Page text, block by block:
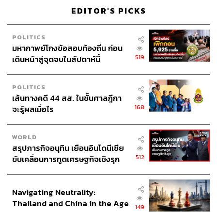
EDITOR'S PICKS
POLITICS
มหากาพย์โกงข้อสอบท้องถิ่น ก่อน
เดินหน้าสู่จุดจบในสัปดาห์นี้
519
POLITICS
เส้นทางคดี 44 สส. ในชั้นศาลฎีกา
จะรู้ผลเมื่อไร
168
WORLD
สรุปภารกิจอนุทิน เยือนอินโดนีเซีย
ขับเคลื่อนการทูตเศรษฐกิจเชิงรุก
512
Navigating Neutrality:
Thailand and China in the Age
149